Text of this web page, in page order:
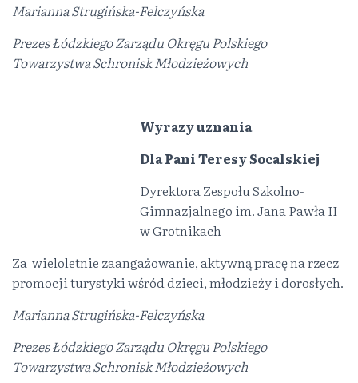
Marianna Strugińska-Felczyńska
Prezes Łódzkiego Zarządu Okręgu Polskiego
Towarzystwa Schronisk Młodzieżowych
Wyrazy uznania
Dla Pani Teresy Socalskiej
Dyrektora Zespołu Szkolno-
Gimnazjalnego im. Jana Pawła II
w Grotnikach
Za wieloletnie zaangażowanie, aktywną pracę na rzecz
promocji turystyki wśród dzieci, młodzieży i dorosłych.
Marianna Strugińska-Felczyńska
Prezes Łódzkiego Zarządu Okręgu Polskiego
Towarzystwa Schronisk Młodzieżowych